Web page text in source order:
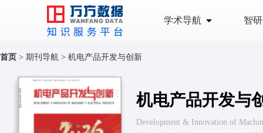
学术导航 智
首页 > 期刊导航 > 机电产品开发与创新
机电产品开发与
Development & Innovation of